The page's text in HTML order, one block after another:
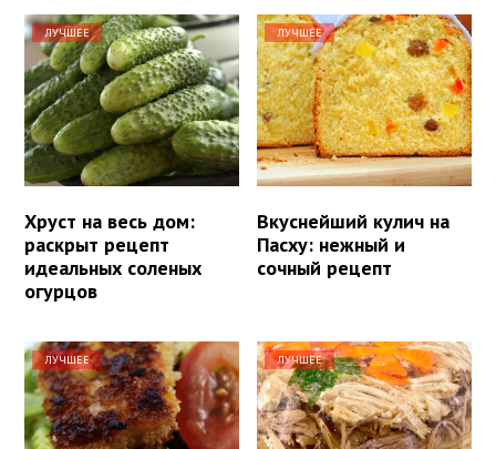
ЛУЧШЕЕ
Хруст на весь дом:
раскрыт рецепт
идеальных соленых
огурцов
ЛУЧШЕЕ
Вкуснейший кулич на
Пасху: нежный и
сочный рецепт
ЛУЧШЕЕ ЛУЧШЕЕ